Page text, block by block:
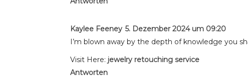
Kaylee Feeney 5. Dezember 2024 um 09:20
I’m blown away by the depth of knowledge you
Visit Here: jewelry retouching service
Antworten